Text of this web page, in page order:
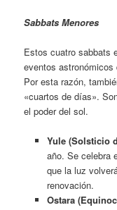
Sabbats Menores
Estos cuatro sabbats
eventos
Por esta razón,
«cuartos de días».
el poder del sol.
Yule (Solsticio
año. Se celebra
que la luz
renovación.
Ostara